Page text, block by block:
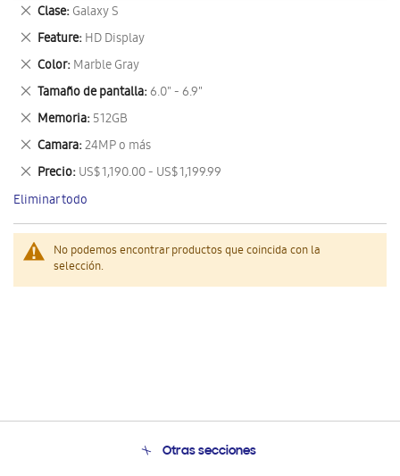
No podemos encontrar productos que coincida con la
selección.
Clase Galaxy S
Eliminar
este
artículo
Feature HD Display
Eliminar
este
artículo
Color Marble Gray
Eliminar
este
artículo
Tamaño de pantalla 6.0" - 6.9"
Eliminar
este
artículo
Memoria 512GB
Eliminar
este
artículo
Camara 24MP o más
Eliminar
este
artículo
Precio US$ 1,190.00 - US$ 1,199.99
Eliminar
este
artículo
Eliminar todo
Otras secciones